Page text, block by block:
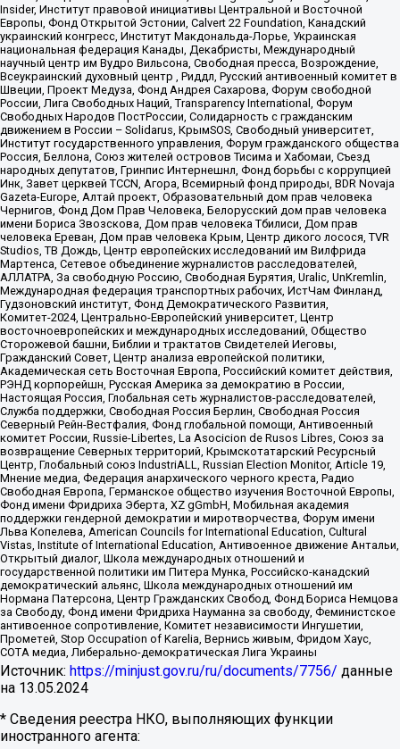
Insider, Институт правовой инициативы Центральной и Восточной
Европы, Фонд Открытой Эстонии, Calvert 22 Foundation, Канадский
украинский конгресс, Институт Макдональда-Лорье, Украинская
национальная федерация Канады, Декабристы, Международный
научный центр им Вудро Вильсона, Свободная пресса, Возрождение,
Всеукраинский духовный центр , Риддл, Русский антивоенный комитет в
Швеции, Проект Медуза, Фонд Андрея Сахарова, Форум свободной
России, Лига Свободных Наций, Transparеncy International, Форум
Свободных Народов ПостРоссии, Солидарность с гражданским
движением в России – Solidarus, КрымSOS, Свободный университет,
Институт государственного управления, Форум гражданского общества
Россия, Беллона, Союз жителей островов Тисима и Хабомаи, Съезд
народных депутатов, Гринпис Интернешнл, Фонд борьбы с коррупцией
Инк, Завет церквей TCCN, Агора, Всемирный фонд природы, BDR Novaja
Gazeta-Europe, Алтай проект, Образовательный дом прав человека
Чернигов, Фонд Дом Прав Человека, Белорусский дом прав человека
имени Бориса Звозскова, Дом прав человека Тбилиси, Дом прав
человека Ереван, Дом прав человека Крым, Центр дикого лосося, TVR
Studios, ТВ Дождь, Центр европейских исследований им Вилфрида
Мартенса, Сетевое объединение журналистов расследователей,
АЛЛАТРА, За свободную Россию, Свободная Бурятия, Uralic, UnKremlin,
Международная федерация транспортных рабочих, ИстЧам Финланд,
Гудзоновский институт, Фонд Демократического Развития,
Комитет-2024, Центрально-Европейский университет, Центр
восточноевропейских и международных исследований, Общество
Сторожевой башни, Библии и трактатов Свидетелей Иеговы,
Гражданский Совет, Центр анализа европейской политики,
Академическая сеть Восточная Европа, Российский комитет действия,
РЭНД корпорейшн, Русская Америка за демократию в России,
Настоящая Россия, Глобальная сеть журналистов-расследователей,
Служба поддержки, Свободная Россия Берлин, Свободная Россия
Северный Рейн-Вестфалия, Фонд глобальной помощи, Антивоенный
комитет России, Russie-Libertes, La Asocicion de Rusos Libres, Союз за
возвращение Северных территорий, Крымскотатарский Ресурсный
Центр, Глобальный союз IndustriALL, Russian Election Monitor, Article 19,
Мнение медиа, Федерация анархического черного креста, Радио
Свободная Европа, Германское общество изучения Восточной Европы,
Фонд имени Фридриха Эберта, XZ gGmbH, Мобильная академия
поддержки гендерной демократии и миротворчества, Форум имени
Льва Копелева, American Councils for International Education, Cultural
Vistas, Institute of International Education, Антивоенное движение Антальи,
Открытый диалог, Школа международных отношений и
государственной политики им Питера Мунка, Российско-канадский
демократический альянс, Школа международных отношений им
Нормана Патерсона, Центр Гражданских Свобод, Фонд Бориса Немцова
за Свободу, Фонд имени Фридриха Науманна за свободу, Феминистское
антивоенное сопротивление, Комитет независимости Ингушетии,
Прометей, Stop Occupation of Karelia, Вернись живым, Фридом Хаус,
СОТА медиа, Либерально-демократическая Лига Украины
Источник: https://minjust.gov.ru/ru/documents/7756/ данные
на 13.05.2024
* Сведения реестра НКО, выполняющих функции
иностранного агента: